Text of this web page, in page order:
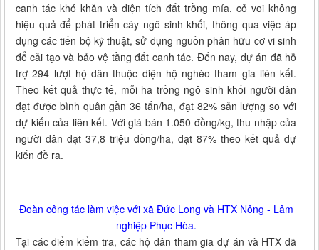
canh tác khó khăn và diện tích đất trồng mía, cỏ voi không
hiệu quả để phát triển cây ngô sinh khối, thông qua việc áp
dụng các tiến bộ kỹ thuật, sử dụng nguồn phân hữu cơ vi sinh
để cải tạo và bảo vệ tầng đất canh tác. Đến nay, dự án đã hỗ
trợ 294 lượt hộ dân thuộc diện hộ nghèo tham gia liên kết.
Theo kết quả thực tế, mỗi ha trồng ngô sinh khối người dân
đạt được bình quân gần 36 tấn/ha, đạt 82% sản lượng so với
dự kiến của liên kết. Với giá bán 1.050 đồng/kg, thu nhập của
người dân đạt 37,8 triệu đồng/ha, đạt 87% theo kết quả dự
kiến đề ra.
Đoàn công tác làm việc với xã Đức Long và HTX Nông - Lâm
nghiệp Phục Hòa.
Tại các điểm kiểm tra, các hộ dân tham gia dự án và HTX đã